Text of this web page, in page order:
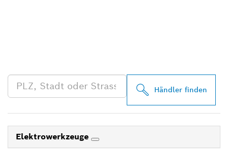
Händler finden
Elektrowerkzeuge